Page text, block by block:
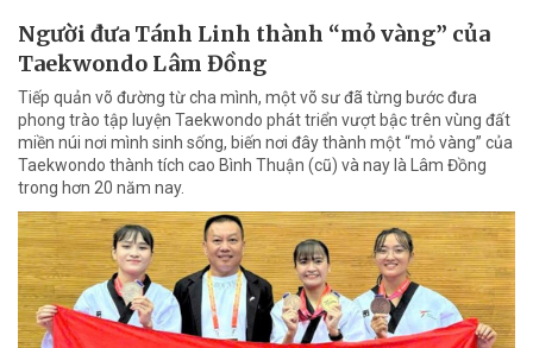
Người đưa Tánh Linh thành “mỏ vàng” của
Taekwondo Lâm Đồng
Tiếp quản võ đường từ cha mình, một võ sư đã từng bước đưa
phong trào tập luyện Taekwondo phát triển vượt bậc trên vùng đất
miền núi nơi mình sinh sống, biến nơi đây thành một “mỏ vàng” của
Taekwondo thành tích cao Bình Thuận (cũ) và nay là Lâm Đồng
trong hơn 20 năm nay.